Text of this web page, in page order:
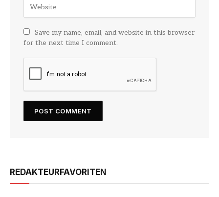
Save my name, email, and website in this browser
for the next time I comment.
REDAKTEURFAVORITEN